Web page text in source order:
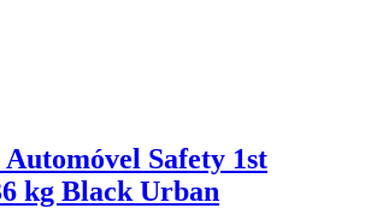
Safety 1st
kg Black Urban